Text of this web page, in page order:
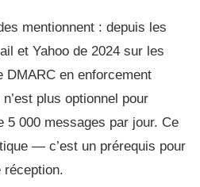
mentionnent : depuis les
et Yahoo de 2024 sur les
DMARC en enforcement
n’est plus optionnel pour
5 000 messages par jour. Ce
— c’est un prérequis pour